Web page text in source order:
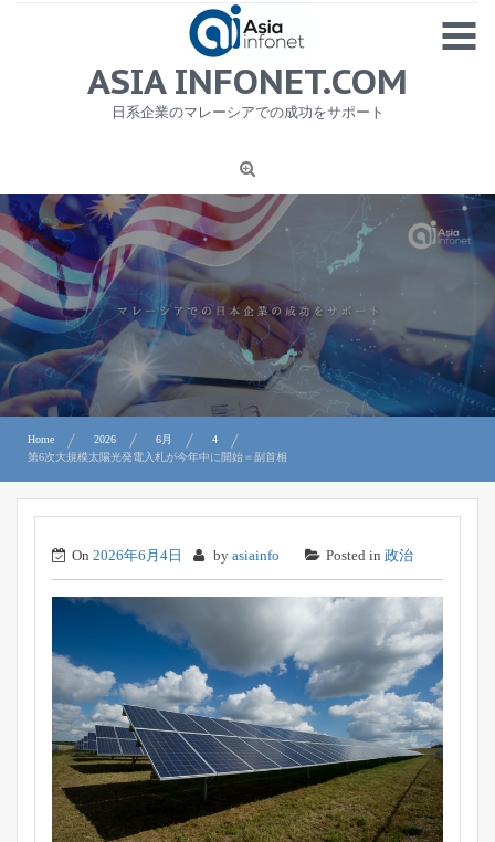
MENU
1
ニュース
労務サービス
プライバシーポリシー及び著作権について
お問合せ
ASIA INFONET.COM
日系企業のマレーシアでの成功をサポート
Home 2026 6月
4
第6次大規模太陽光発電入札が今年中に開始＝副首相
On 2026年6月4日 by asiainfo Posted in 政治